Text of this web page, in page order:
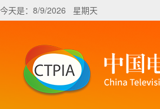
今天是：8/9/2026 星期天